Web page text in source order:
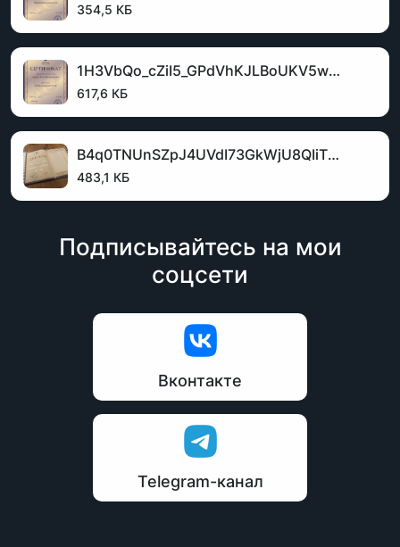
354,5 КБ
1H3VbQo_cZiI5_GPdVhKJLBoUKV5wLucbIayWJjHh5bjjLXSe5TY1ehTAlkheZROmzJmXSP42xTbJReTRGMW2x3S.jpg
617,6 КБ
B4q0TNUnSZpJ4UVdI73GkWjU8QIiTOZZAFoB6iUJD5oyEkCG0AKnESR9KF64nIo8YPHXt1DbSw8RY53l1_4dq7qE.jpg
483,1 КБ
Подписывайтесь на мои
соцсети
Вконтакте
Telegram-канал